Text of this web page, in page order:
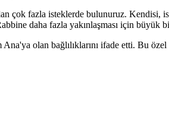
çok fazla isteklerde bulunuruz.
daha fazla yakınlaşması için büyük
olan bağlılıklarını ifade etti. Bu